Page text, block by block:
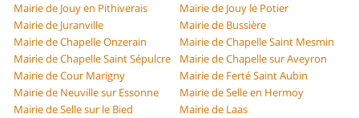
Mairie de Jouy en Pithiverais
Mairie de Jouy le Potier
Mairie de Juranville
Mairie de Bussière
Mairie de Chapelle Onzerain
Mairie de Chapelle Saint Mesmin
Mairie de Chapelle Saint Sépulcre
Mairie de Chapelle sur Aveyron
Mairie de Cour Marigny
Mairie de Ferté Saint Aubin
Mairie de Neuville sur Essonne
Mairie de Selle en Hermoy
Mairie de Selle sur le Bied
Mairie de Laas